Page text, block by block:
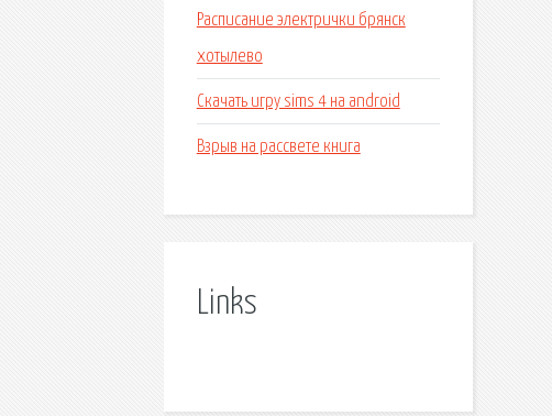
Расписание электрички брянск
хотылево
Скачать игру sims 4 на android
Взрыв на рассвете книга
Links